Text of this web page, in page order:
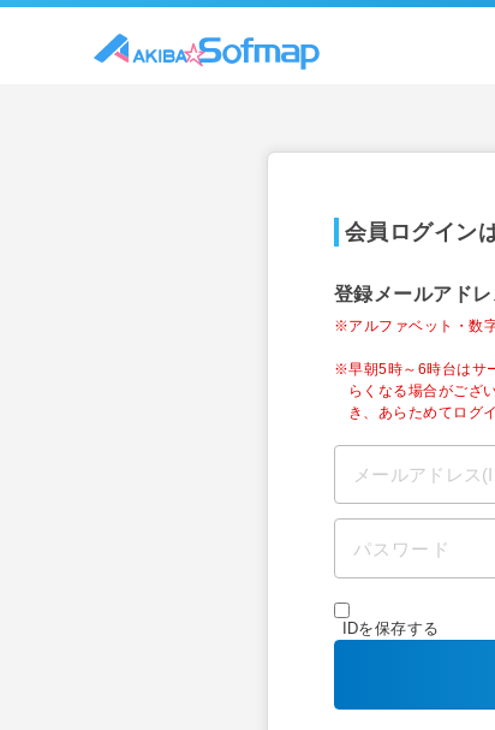
会員ログイン
登録メールアド
※アルファベット・数
※早朝5時～6時台はサ
らくなる場合がござ
き、あらためてログ
IDを保存する